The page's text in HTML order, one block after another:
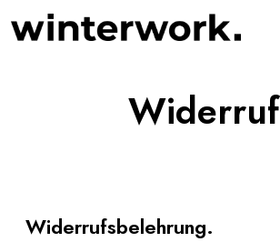
Widerruf
Widerrufsbelehrung.